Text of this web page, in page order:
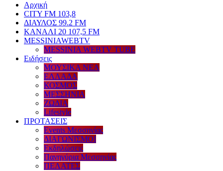
Αρχική
CITY FM 103,8
ΔΙΑΥΛΟΣ 99.2 FM
ΚΑΝΑΛΙ 20 107,5 FM
MESSINIAWEBTV
MESSINIA WEBTV TUBE
Eιδήσεις
ΜΟΥΣΙΚΑ ΝΕΑ
ΕΛΛΑΔΑ
ΚΟΣΜΟΣ
ΜΕΣΣΗΝΙΑ
ΖΩΔΙΑ
Lifestyle
ΠΡΟΤΑΣΕΙΣ
Events Μεσσηνίας
ΔΙΑΓΩΝΙΣΜΟΙ
Εκδηλώσεις
Πανηγύρια Μεσσηνίας
ΠΕΛΑΤΕΣ